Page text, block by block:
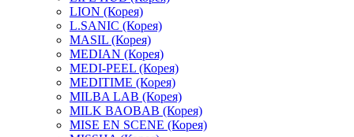
LION (Корея)
L.SANIC (Корея)
MASIL (Корея)
MEDIAN (Корея)
MEDI-PEEL (Корея)
MEDITIME (Корея)
MILBA LAB (Корея)
MILK BAOBAB (Корея)
MISE EN SCENE (Корея)